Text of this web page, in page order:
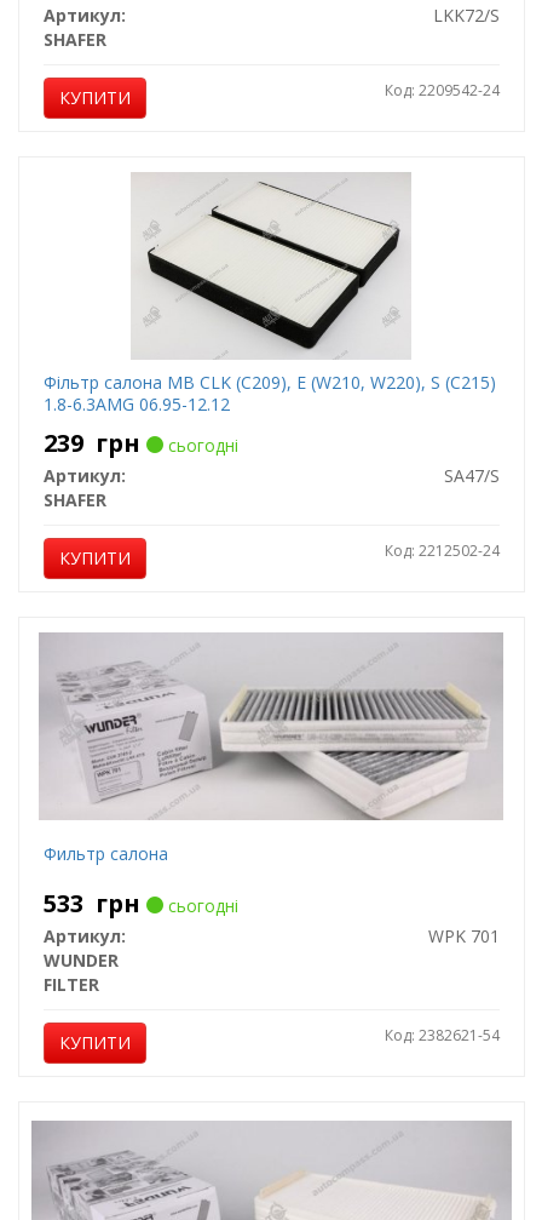
Артикул:
LKK72/S
SHAFER
КУПИТИ Код: 2209542-24
Фільтр салона MB CLK (C209), E (W210, W220), S (C215)
1.8-6.3AMG 06.95-12.12
239 грн
сьогодні
Артикул:
SA47/S
SHAFER
КУПИТИ Код: 2212502-24
Фильтр салона
533 грн
сьогодні
Артикул:
WPK 701
WUNDER
FILTER
КУПИТИ Код: 2382621-54